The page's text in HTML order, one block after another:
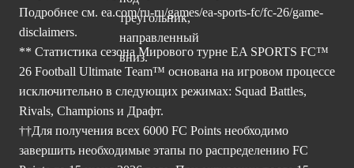
Подробнее см. ea.com/ru-ru/games/ea-sports-fc/fc-26/game-
disclaimers.
** Статистика сезона Мирового турне EA SPORTS FC™
26 Football Ultimate Team™ основана на игровом процессе
исключительно в следующих режимах: Squad Battles,
Rivals, Champions и Драфт.
††Для получения всех 6000 FC Points необходимо
завершить необходимые этапы по распределению FC